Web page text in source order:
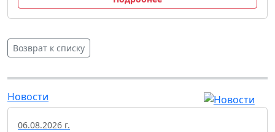
Возврат к списку
Новости
06.08.2026 г.